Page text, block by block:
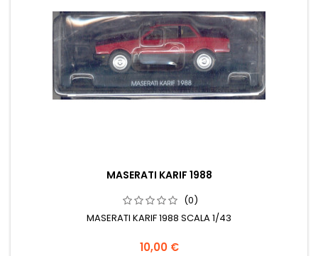
MASERATI KARIF 1988
(0)
MASERATI KARIF 1988 SCALA 1/43
10,00 €